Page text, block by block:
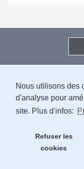
Nous utilisons des
d'analyse pour
site. Plus d'infos:
Refuser les
cookies